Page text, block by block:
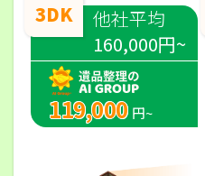
3DK
他社平均
160,000円~
119,000 円~